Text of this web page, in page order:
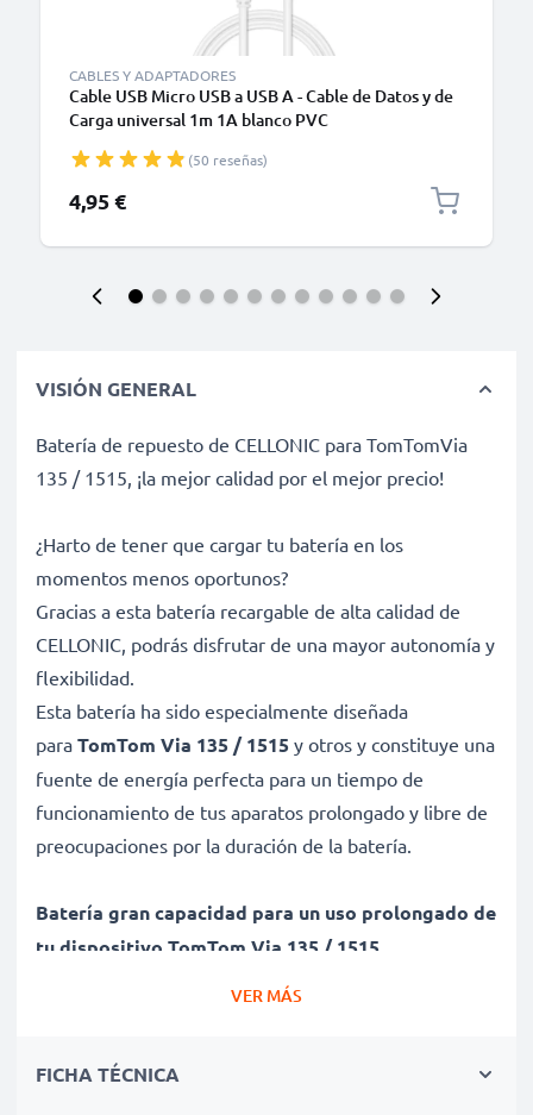
CABLES Y ADAPTADORES
Cable USB Micro USB a USB A - Cable de Datos y de
Carga universal 1m 1A blanco PVC
(50 reseñas)
4,95 €
VISIÓN GENERAL
Batería de repuesto de CELLONIC para TomTomVia
135 / 1515, ¡la mejor calidad por el mejor precio!
¿Harto de tener que cargar tu batería en los
momentos menos oportunos?
Gracias a esta batería recargable de alta calidad de
CELLONIC, podrás disfrutar de una mayor autonomía y
flexibilidad.
Esta batería ha sido especialmente diseñada
para TomTom Via 135 / 1515 y otros y constituye una
fuente de energía perfecta para un tiempo de
funcionamiento de tus aparatos prolongado y libre de
preocupaciones por la duración de la batería.
Batería gran capacidad para un uso prolongado de
tu dispositivo TomTom Via 135 / 1515
✔ Batería recargable con gran capacidad 800mAh y
incluso después de un uso prolongado - Tecnología de
VER MÁS
FICHA TÉCNICA